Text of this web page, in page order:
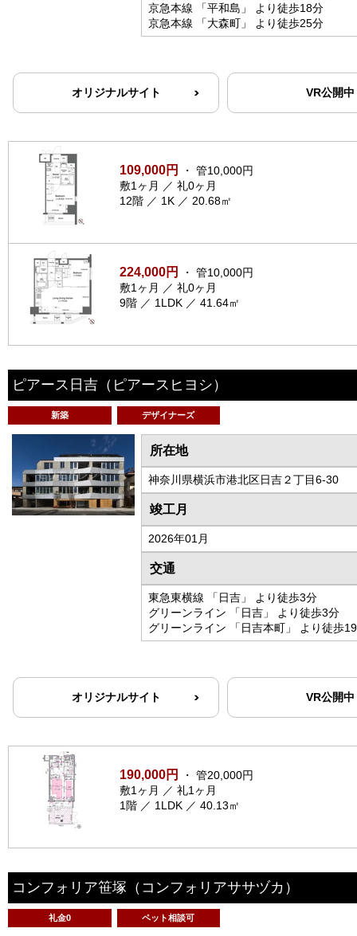
京急本線 「平和島」 より徒歩18分
京急本線 「大森町」 より徒歩25分
オリジナルサイト VR公開中
109,000円
・ 管10,000円
敷1ヶ月 ／ 礼0ヶ月
12階 ／ 1K ／ 20.68㎡
224,000円
・ 管10,000円
敷1ヶ月 ／ 礼0ヶ月
9階 ／ 1LDK ／ 41.64㎡
ピアース日吉 （ピアースヒヨシ）
新築 デザイナーズ
所在地
神奈川県横浜市港北区日吉２丁目6-30
竣工月
2026年01月
交通
東急東横線 「日吉」 より徒歩3分
グリーンライン 「日吉」 より徒歩3分
グリーンライン 「日吉本町」 より徒歩
オリジナルサイト VR公開中
190,000円
・ 管20,000円
敷1ヶ月 ／ 礼1ヶ月
1階 ／ 1LDK ／ 40.13㎡
コンフォリア笹塚 （コンフォリアササヅカ）
礼金0 ペット相談可